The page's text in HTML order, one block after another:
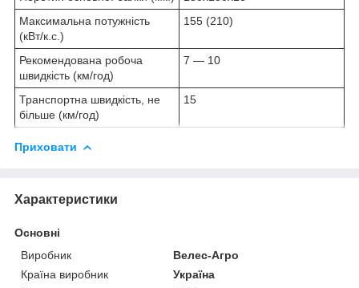
Максимальна потужність
(кВт/к.с.)
155 (210)
Рекомендована робоча
швидкість (км/год)
7 — 10
Транспортна швидкість, не
більше (км/год)
15
Приховати
Характеристики
Основні
Виробник
Велес-Агро
Країна виробник
Україна